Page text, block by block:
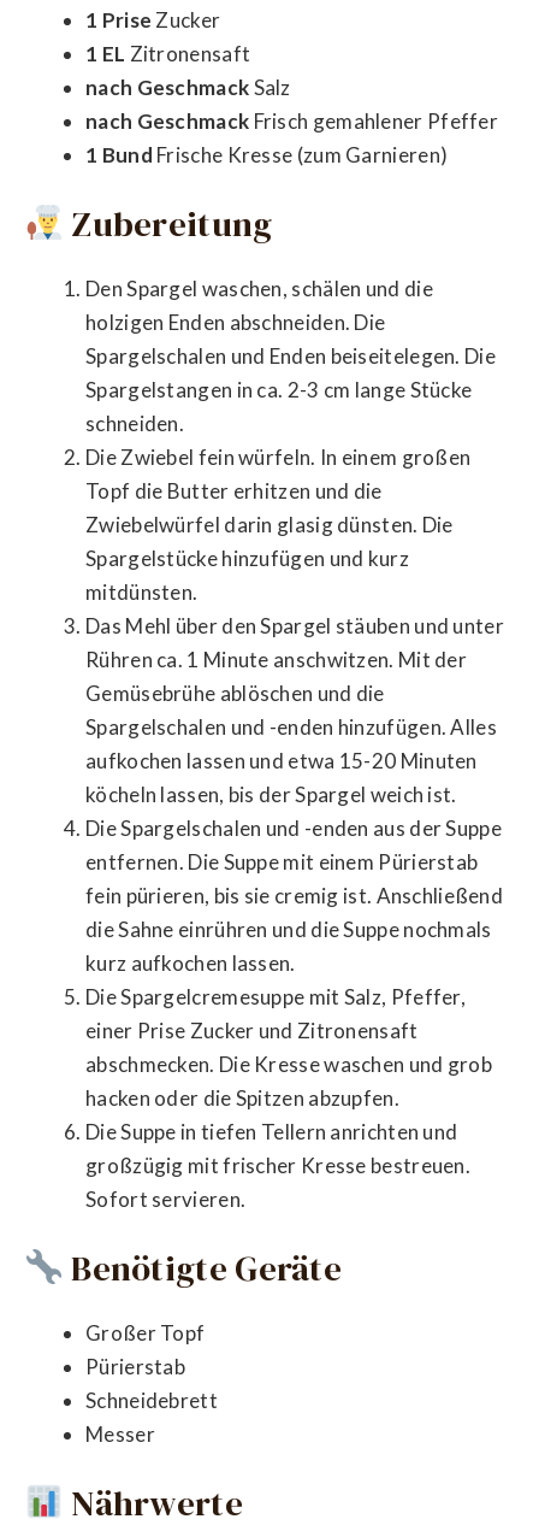
1 Prise Zucker
1 EL Zitronensaft
nach GeschmackSalz
nach Geschmack Frisch gemahlener Pfeffer
1 Bund Frische Kresse (zum Garnieren)
Zubereitung
Den Spargel waschen, schälen und die
holzigen Enden abschneiden. Die
Spargelschalen und Enden beiseitelegen. Die
Spargelstangen in ca. 2-3 cm lange Stücke
schneiden.
Die Zwiebel fein würfeln. In einem großen
Topf die Butter erhitzen und die
Zwiebelwürfel darin glasig dünsten. Die
Spargelstücke hinzufügen und kurz
mitdünsten.
Das Mehl über den Spargel stäuben und unter
Rühren ca. 1 Minute anschwitzen. Mit der
Gemüsebrühe ablöschen und die
Spargelschalen und -enden hinzufügen. Alles
aufkochen lassen und etwa 15-20 Minuten
köcheln lassen, bis der Spargel weich ist.
Die Spargelschalen und -enden aus der Suppe
entfernen. Die Suppe mit einem Pürierstab
fein pürieren, bis sie cremig ist. Anschließend
die Sahne einrühren und die Suppe nochmals
kurz aufkochen lassen.
Die Spargelcremesuppe mit Salz, Pfeffer,
einer Prise Zucker und Zitronensaft
abschmecken. Die Kresse waschen und grob
hacken oder die Spitzen abzupfen.
Die Suppe in tiefen Tellern anrichten und
großzügig mit frischer Kresse bestreuen.
Sofort servieren.
Benötigte Geräte
Großer Topf
Pürierstab
Schneidebrett
Messer
Nährwerte